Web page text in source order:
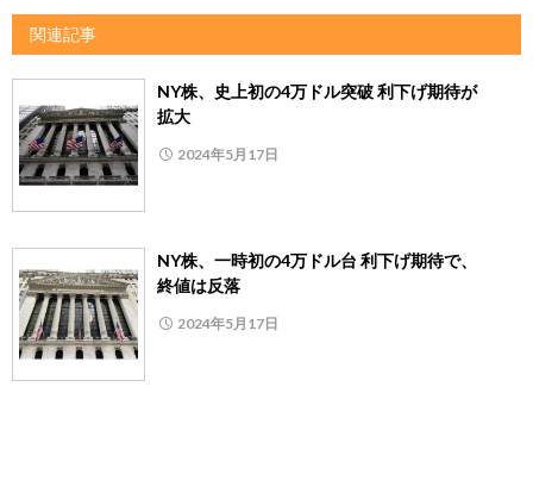
関連記事
NY株、史上初の4万ドル突破 利下げ期待が
拡大
2024年5月17日
NY株、一時初の4万ドル台 利下げ期待で、
終値は反落
2024年5月17日